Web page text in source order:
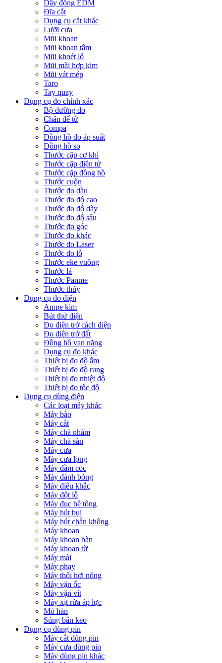
Dây đồng EDM
Đĩa cắt
Dụng cụ cắt khác
Lưỡi cưa
Mũi khoan
Mũi khoan tâm
Mũi khoét lỗ
Mũi mài hợp kim
Mũi vát mép
Taro
Tay quay
Dụng cụ đo chính xác
Bộ dưỡng đo
Chân đế từ
Compa
Đồng hồ đo áp suất
Đồng hồ so
Thước cặp cơ khí
Thước cặp điện tử
Thước cặp đồng hồ
Thước cuộn
Thước đo dầu
Thước đo độ cao
Thước đo độ dày
Thước đo độ sâu
Thước đo góc
Thước đo khác
Thước đo Laser
Thước đo lỗ
Thước eke vuông
Thước lá
Thước Panme
Thước thủy
Dụng cụ đo điện
Ampe kìm
Bút thử điện
Đo điện trở cách điện
Đo điện trở đất
Đồng hồ vạn năng
Dụng cụ đo khác
Thiết bị đo độ ẩm
Thiết bị đo độ rung
Thiết bị đo nhiệt độ
Thiết bị đo tốc độ
Dụng cụ dùng điện
Các loại máy khác
Máy bào
Máy cắt
Máy chà nhám
Máy chà sàn
Máy cưa
Máy cưa lọng
Máy đầm cóc
Máy đánh bóng
Máy điêu khắc
Máy đột lỗ
Máy đục bê tông
Máy hút bụi
Máy hút chân không
Máy khoan
Máy khoan bàn
Máy khoan từ
Máy mài
Máy phay
Máy thổi hơi nóng
Máy vặn ốc
Máy vặn vít
Máy xịt rửa áp lực
Mỏ hàn
Súng bắn keo
Dụng cụ dùng pin
Máy cắt dùng pin
Máy cưa dùng pin
Máy dùng pin khác